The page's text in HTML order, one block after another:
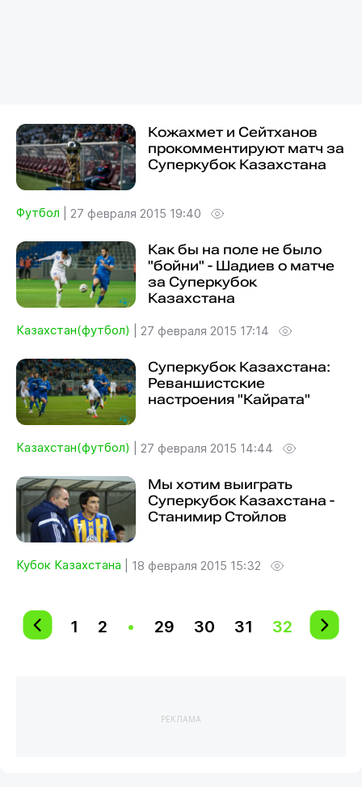
Кожахмет и Сейтханов
прокомментируют матч за
Суперкубок Казахстана
Футбол 27 февраля 2015 19:40
Как бы на поле не было
"бойни" - Шадиев о матче
за Суперкубок
Казахстана
Казахстан(футбол) 27 февраля 2015 17:14
Суперкубок Казахстана:
Реваншистские
настроения "Кайрата"
Казахстан(футбол) 27 февраля 2015 14:44
Мы хотим выиграть
Суперкубок Казахстана -
Станимир Стойлов
Кубок Казахстана 18 февраля 2015 15:32
1 2 • 29 30 31 32
РЕКЛАМА